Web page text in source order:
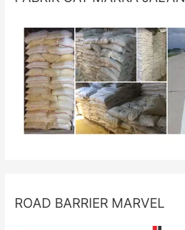
ROAD BARRIER MARVEL